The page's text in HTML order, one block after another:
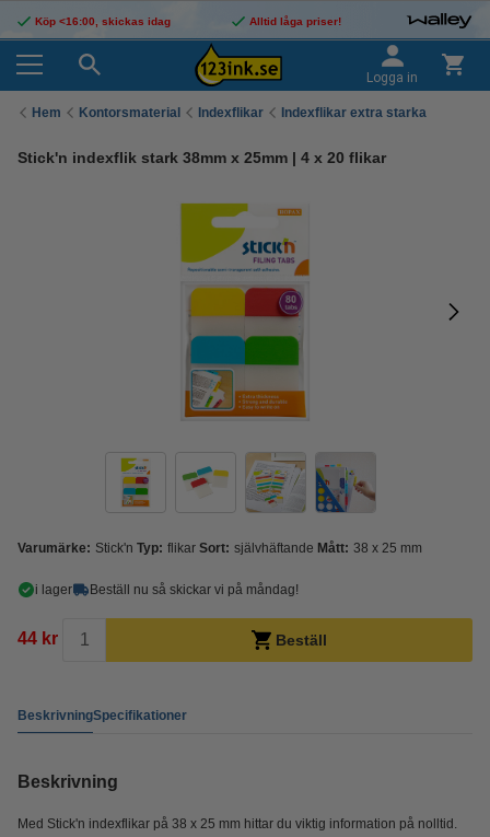
Köp <16:00, skickas idag Alltid låga priser!
Logga in
Hem Kontorsmaterial Indexflikar Indexflikar extra starka
Stick'n indexflik stark 38mm x 25mm | 4 x 20 flikar
Varumärke: Stick'n Typ: flikar Sort: självhäftande Mått: 38 x 25 mm
i lager Beställ nu så skickar vi på måndag!
44 kr Beställ
BeskrivningSpecifikationer
Beskrivning
Med Stick'n indexflikar på 38 x 25 mm hittar du viktig information på nolltid.